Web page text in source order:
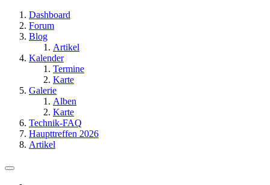
Dashboard
Forum
Blog
Artikel
Kalender
Termine
Karte
Galerie
Alben
Karte
Technik-FAQ
Haupttreffen 2026
Artikel